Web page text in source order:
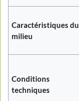
Caractéristiques du
milieu
Conditions
techniques